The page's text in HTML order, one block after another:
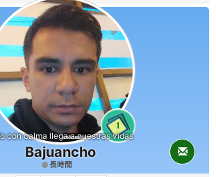
1
con calma llega a nuestras vidas
Bajuancho
長時間